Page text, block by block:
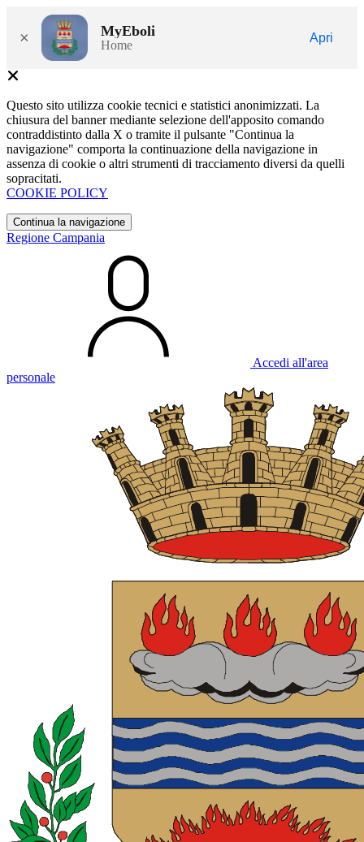
× MyEboli
Home
Apri
Questo sito utilizza cookie tecnici e statistici anonimizzati. La
chiusura del banner mediante selezione dell'apposito comando
contraddistinto dalla X o tramite il pulsante "Continua la
navigazione" comporta la continuazione della navigazione in
assenza di cookie o altri strumenti di tracciamento diversi da quelli
sopracitati.
COOKIE POLICY
Continua la navigazione
Regione Campania
Accedi all'area
personale